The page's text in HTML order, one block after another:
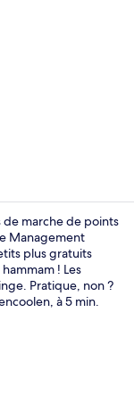
Studio
marche de points
Management
plus gratuits
! Les
Pratique, non ?
à 5 min.